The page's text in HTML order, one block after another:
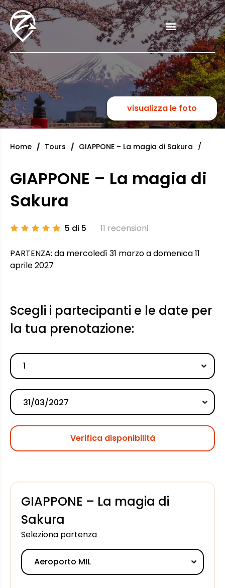
visualizza le foto
Home Tours GIAPPONE – La magia di Sakura
GIAPPONE – La magia di
Sakura
5 di 5 11 recensioni
PARTENZA: da mercoledì 31 marzo a domenica 11
aprile 2027
Scegli i partecipanti e le date per
la tua prenotazione:
1
Verifica disponibilità
GIAPPONE – La magia di
Sakura
Seleziona partenza